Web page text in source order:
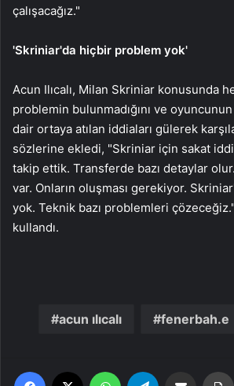
çalışacağız."
'Skriniar'da hiçbir problem yok'
Acun Ilıcalı, Milan Skriniar konusunda
problemin bulunmadığını ve
dair ortaya atılan iddiaları gülerek
sözlerine ekledi, "Skriniar için sakat
takip ettik. Transferde bazı detaylar
var. Onların oluşması gerekiyor.
yok. Teknik bazı problemleri
kullandı.
acun ılıcalı fenerbah.e
Facebook WhatsApp Email'den paylaş